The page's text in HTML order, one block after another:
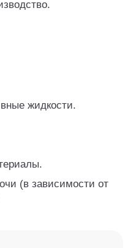
жидкости.
(в зависимости от